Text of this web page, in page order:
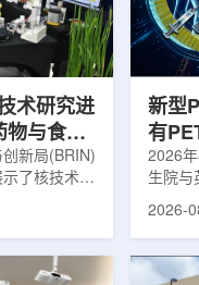
术研究进
物与食品
新局(BRIN)
了核技术研
·萨特里亚
康领域，
新型
有
境
2026
生院与
布，已
该方法
2026-